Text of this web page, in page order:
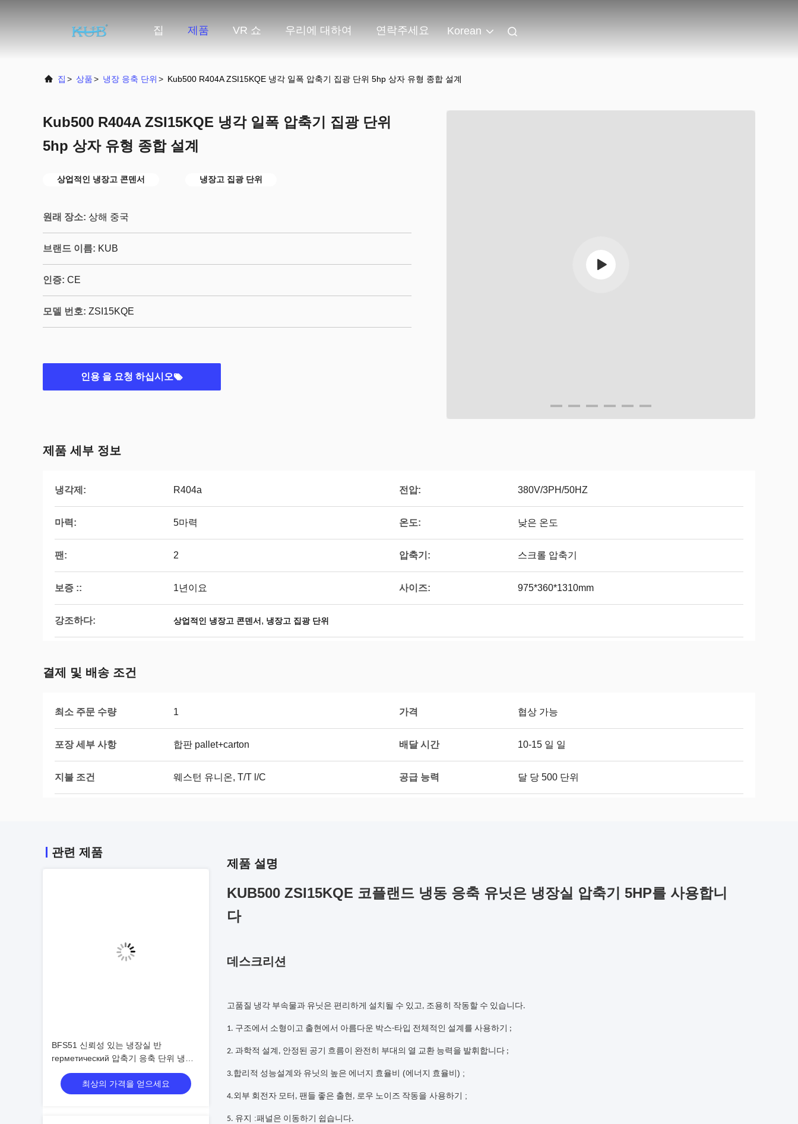
집 제품 VR 쇼 우리에 대하여 연락주세요 Korean
집 > 상품> 냉장 응축 단위 > Kub500 R404A ZSI15KQE 냉각 일폭 압축기 집광 단위 5hp 상자 유형 종합 설계
Kub500 R404A ZSI15KQE 냉각 일폭 압축기 집광 단위
5hp 상자 유형 종합 설계
상업적인 냉장고 콘덴서 냉장고 집광 단위
원래 장소: 상해 중국
브랜드 이름: KUB
인증: CE
모델 번호: ZSI15KQE
인용 을 요청 하십시오
제품 세부 정보
냉각제: R404a 전압: 380V/3PH/50HZ
마력: 5마력 온도: 낮은 온도
팬: 2 압축기: 스크롤 압축기
보증 :: 1년이요 사이즈: 975*360*1310mm
강조하다: 상업적인 냉장고 콘덴서 , 냉장고 집광 단위
결제 및 배송 조건
최소 주문 수량 1 가격 협상 가능
포장 세부 사항 합판 pallet+carton 배달 시간 10-15 일 일
지불 조건 웨스턴 유니온, T/T l/C 공급 능력 달 당 500 단위
관련 제품
BFS51 신뢰성 있는 냉장실 반
герметический 압축기 응축 단위 냉장
고 냉장고 단위 조작하기 쉬운
최상의 가격을 얻으세요
제품 설명
KUB500 ZSI15KQE 코플랜드 냉동 응축 유닛은 냉장실 압축기 5HP를 사용합니
다
데스크리션
고품질 냉각 부속물과 유닛은 편리하게 설치될 수 있고, 조용히 작동할 수 있습니다.
1. 구조에서 소형이고 출현에서 아름다운 박스-타입 전체적인 설계를 사용하기 ;
2. 과학적 설계, 안정된 공기 흐름이 완전히 부대의 열 교환 능력을 발휘합니다 ;
3.합리적 성능설계와 유닛의 높은 에너지 효율비 (에너지 효율비 ) ;
4.외부 회전자 모터, 팬들 좋은 출현, 로우 노이즈 작동을 사용하기 ;
5. 유지 :패널은 이동하기 쉽습니다.